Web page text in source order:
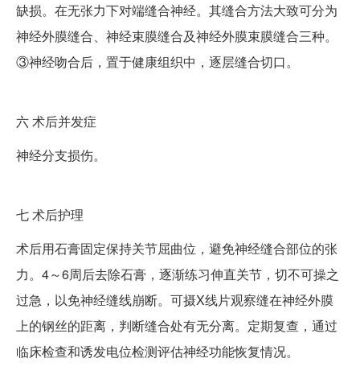
缺损。在无张力下对端缝合神经。其缝合方法大致可分为
神经外膜缝合、神经束膜缝合及神经外膜束膜缝合三种。
③神经吻合后，置于健康组织中，逐层缝合切口。
六术后并发症
神经分支损伤。
七术后护理
术后用石膏固定保持关节屈曲位，避免神经缝合部位的张
力。4～6周后去除石膏，逐渐练习伸直关节，切不可操之
过急，以免神经缝线崩断。可摄X线片观察缝在神经外膜
上的钢丝的距离，判断缝合处有无分离。定期复查，通过
临床检查和诱发电位检测评估神经功能恢复情况。